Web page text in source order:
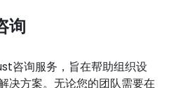
询
咨询服务，旨在帮助组织设
决方案。无论您的团队需要在